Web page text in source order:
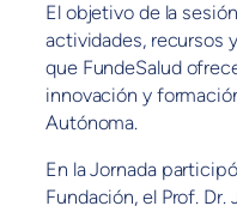
El objetivo de la
actividades, recursos
que FundeSalud
innovación y
Autónoma.
En la Jornada
Fundación, el Prof. Dr.